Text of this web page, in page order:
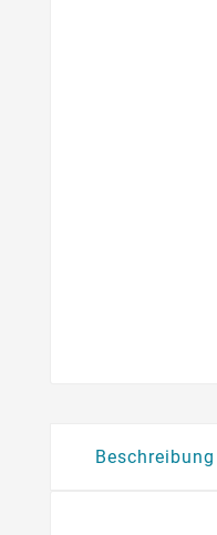
Beschreibung